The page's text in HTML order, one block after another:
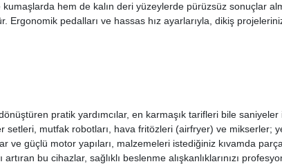
hem de kalın deri yüzeylerde pürüzsüz sonuçlar
pedalları ve hassas hız ayarlarıyla, dikiş
pratik yardımcılar, en karmaşık tarifleri bile saniyeler
setleri, mutfak robotları, hava fritözleri (airfryer) ve mikserler;
ve güçlü motor yapıları, malzemeleri istediğiniz kıvamda
bu cihazlar, sağlıklı beslenme alışkanlıklarınızı